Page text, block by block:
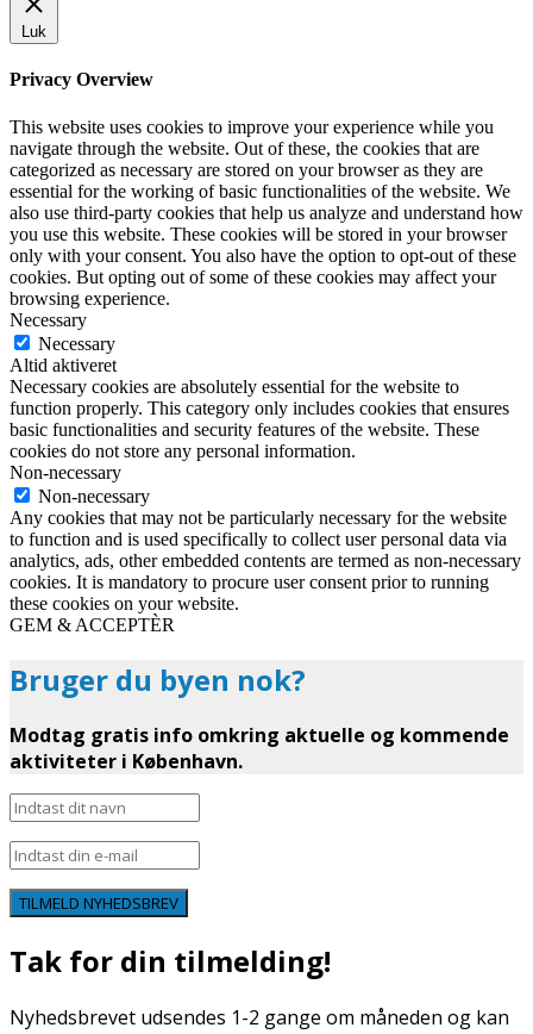
Luk
Privacy Overview
This website uses cookies to improve your experience while you
navigate through the website. Out of these, the cookies that are
categorized as necessary are stored on your browser as they are
essential for the working of basic functionalities of the website. We
also use third-party cookies that help us analyze and understand how
you use this website. These cookies will be stored in your browser
only with your consent. You also have the option to opt-out of these
cookies. But opting out of some of these cookies may affect your
browsing experience.
Necessary
Necessary
Altid aktiveret
Necessary cookies are absolutely essential for the website to
function properly. This category only includes cookies that ensures
basic functionalities and security features of the website. These
cookies do not store any personal information.
Non-necessary
Non-necessary
Any cookies that may not be particularly necessary for the website
to function and is used specifically to collect user personal data via
analytics, ads, other embedded contents are termed as non-necessary
cookies. It is mandatory to procure user consent prior to running
these cookies on your website.
GEM & ACCEPTÈR
Bruger du byen nok?
Modtag gratis info omkring aktuelle og kommende
aktiviteter i København.
TILMELD NYHEDSBREV
Tak for din tilmelding!
Nyhedsbrevet udsendes 1-2 gange om måneden og kan